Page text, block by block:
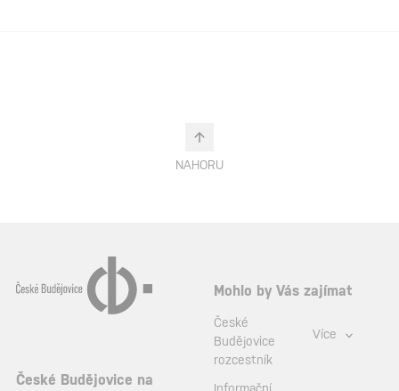
NAHORU
České Budějovice na
Mohlo by Vás zajímat
České
Budějovice
rozcestník
Více